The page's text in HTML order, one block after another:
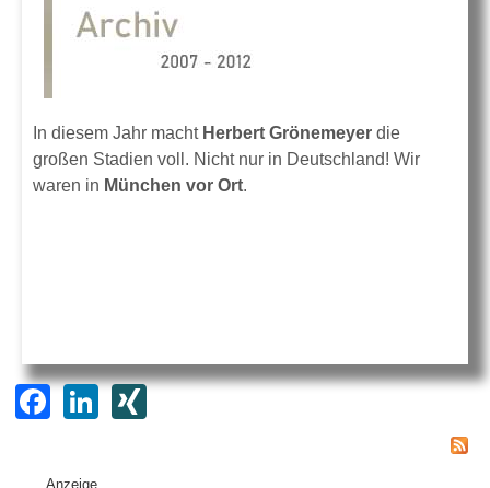
In diesem Jahr macht Herbert Grönemeyer die
großen Stadien voll. Nicht nur in Deutschland! Wir
waren in München vor Ort.
F
c
Li XI
Anzeige